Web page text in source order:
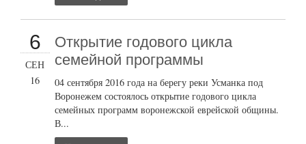
6
СЕН
16
Открытие годового цикла
семейной программы
04 сентября 2016 года на берегу реки Усманка под
Воронежем состоялось открытие годового цикла
семейных программ воронежской еврейской общины.
В...